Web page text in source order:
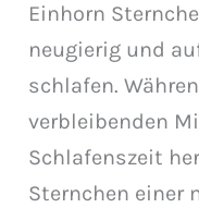
Einhorn
neugierig und
schlafen.
verbleibenden
Schlafenszeit
Sternchen einer